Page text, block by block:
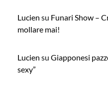
Lucien su Funari Show –
mollare mai!
Lucien su Giapponesi
sexy”